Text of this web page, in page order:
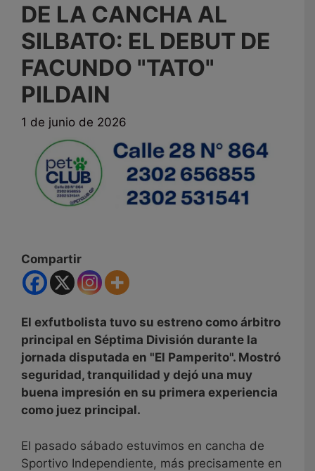
DE LA CANCHA AL
SILBATO: EL DEBUT DE
FACUNDO "TATO"
PILDAIN
1 de junio de 2026
Compartir
El exfutbolista tuvo su estreno como árbitro
principal en Séptima División durante la
jornada disputada en "El Pamperito". Mostró
seguridad, tranquilidad y dejó una muy
buena impresión en su primera experiencia
como juez principal.
El pasado sábado estuvimos en cancha de
Sportivo Independiente, más precisamente en